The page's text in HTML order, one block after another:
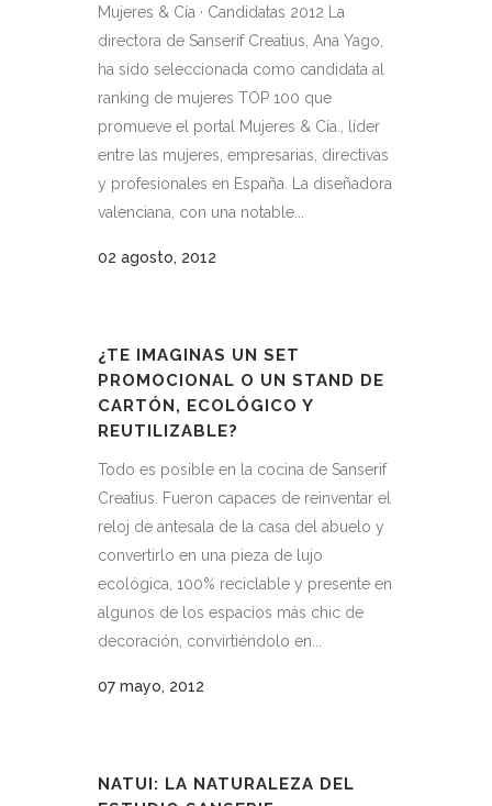
Mujeres & Cía · Candidatas 2012 La
directora de Sanserif Creatius, Ana Yago,
ha sido seleccionada como candidata al
ranking de mujeres TOP 100 que
promueve el portal Mujeres & Cía., líder
entre las mujeres, empresarias, directivas
y profesionales en España. La diseñadora
valenciana, con una notable...
02 agosto, 2012
¿TE IMAGINAS UN SET
PROMOCIONAL O UN STAND DE
CARTÓN, ECOLÓGICO Y
REUTILIZABLE?
Todo es posible en la cocina de Sanserif
Creatius. Fueron capaces de reinventar el
reloj de antesala de la casa del abuelo y
convertirlo en una pieza de lujo
ecológica, 100% reciclable y presente en
algunos de los espacios más chic de
decoración, convirtiéndolo en...
07 mayo, 2012
NATUI: LA NATURALEZA DEL